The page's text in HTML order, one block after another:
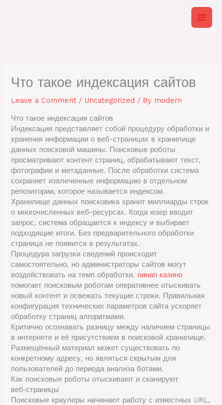
Что такое индексация сайтов
Leave a Comment / Uncategorized / By modern
Что такое индексация сайтов
Индексация представляет собой процедуру обработки и
хранения информации о веб-страницах в хранилище
данных поисковой машины. Поисковые роботы
просматривают контент страниц, обрабатывают текст,
фотографии и метаданные. После обработки система
сохраняет извлеченные информацию в отдельном
репозитории, которое называется индексом.
Хранилище данных поисковика хранит миллиарды строк
о многочисленных веб-ресурсах. Когда юзер вводит
запрос, система обращается к индексу и выбирает
подходящие итоги. Без предварительного обработки
страница не появится в результатах.
Процедура загрузки сведений происходит
самостоятельно, но администраторы сайтов могут
воздействовать на темп обработки. пинап казино
помогает поисковым роботам оперативнее отыскивать
новый контент и освежать текущие строки. Правильная
конфигурация технических параметров сайта ускоряет
обработку страниц алгоритмами.
Критично осознавать разницу между наличием страницы
в интернете и её присутствием в поисковой хранилище.
Размещённый материал может существовать по
конкретному адресу, но являться скрытым для
пользователей до периода анализа ботами.
Как поисковые роботы отыскивают и сканируют
веб‑страницы
Поисковые краулеры начинают работу с известных URL,